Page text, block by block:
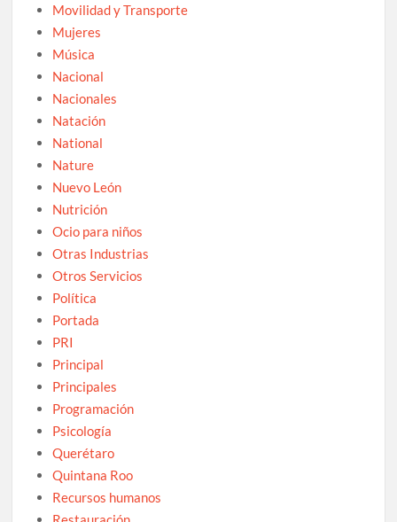
Movilidad y Transporte
Mujeres
Música
Nacional
Nacionales
Natación
National
Nature
Nuevo León
Nutrición
Ocio para niños
Otras Industrias
Otros Servicios
Política
Portada
PRI
Principal
Principales
Programación
Psicología
Querétaro
Quintana Roo
Recursos humanos